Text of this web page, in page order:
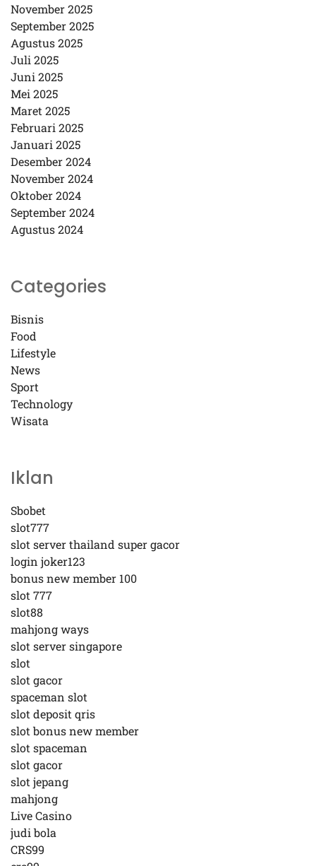
November 2025
September 2025
Agustus 2025
Juli 2025
Juni 2025
Mei 2025
Maret 2025
Februari 2025
Januari 2025
Desember 2024
November 2024
Oktober 2024
September 2024
Agustus 2024
Categories
Bisnis
Food
Lifestyle
News
Sport
Technology
Wisata
Iklan
Sbobet
slot777
slot server thailand super gacor
login joker123
bonus new member 100
slot 777
slot88
mahjong ways
slot server singapore
slot
slot gacor
spaceman slot
slot deposit qris
slot bonus new member
slot spaceman
slot gacor
slot jepang
mahjong
Live Casino
judi bola
CRS99